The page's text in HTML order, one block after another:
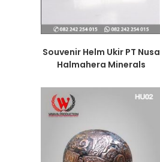
Souvenir Helm Ukir PT Nusa
Halmahera Minerals